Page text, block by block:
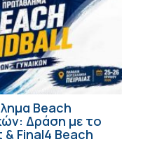
Beach
Δράση με το
Final4 Beach